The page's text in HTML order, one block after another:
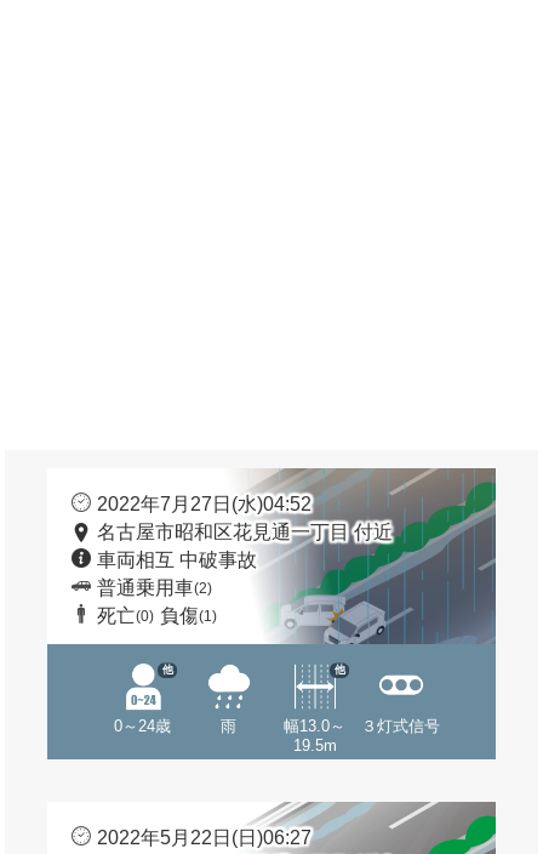
2022年7月27日(水)04:52
名古屋市昭和区花見通一丁目 付近
車両相互 中破事故
普通乗用車(2)
死亡(0) 負傷(1)
0～24歳
他
雨
幅13.0～
19.5m
他
３灯式信号
2022年5月22日(日)06:27